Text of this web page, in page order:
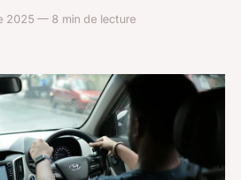
2025 — 8 min de lecture